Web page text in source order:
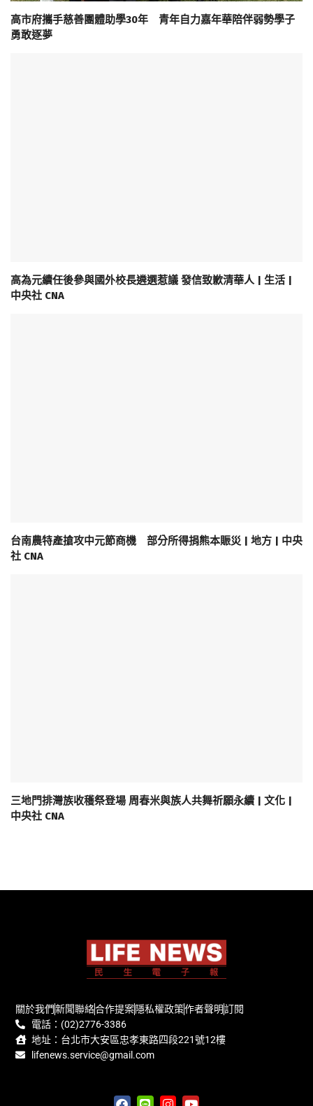
高市府攜手慈善團體助學30年 青年自力嘉年華陪伴弱勢學子
勇敢逐夢
高為元續任後參與國外校長遴選惹議 發信致歉清華人 | 生活 |
中央社 CNA
台南農特產搶攻中元節商機 部分所得捐熊本賑災 | 地方 | 中央
社 CNA
三地門排灣族收穫祭登場 周春米與族人共舞祈願永續 | 文化 |
中央社 CNA
關於我們新聞聯絡合作提案隱私權政策作者聲明訂閱
電話：(02)2776-3386
地址：台北市大安區忠孝東路四段221號12樓
lifenews.service@gmail.com